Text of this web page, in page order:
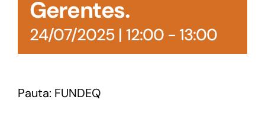
Gerentes.
24/07/2025 | 12:00- 13:00
Pauta: FUNDEQ